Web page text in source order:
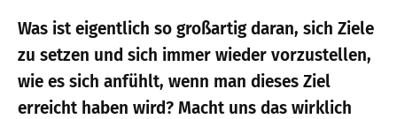
Was ist eigentlich so großartig daran, sich Ziele
zu setzen und sich immer wieder vorzustellen,
wie es sich anfühlt, wenn man dieses Ziel
erreicht haben wird? Macht uns das wirklich